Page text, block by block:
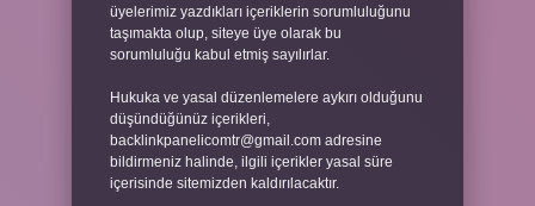
üyelerimiz yazdıkları içeriklerin sorumluluğunu
taşımakta olup, siteye üye olarak bu
sorumluluğu kabul etmiş sayılırlar.
Hukuka ve yasal düzenlemelere aykırı olduğunu
düşündüğünüz içerikleri,
backlinkpanelicomtr@gmail.com adresine
bildirmeniz halinde, ilgili içerikler yasal süre
içerisinde sitemizden kaldırılacaktır.